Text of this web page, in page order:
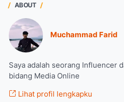
ABOUT
Muchammad Farid
Saya adalah seorang Influencer
bidang Media Online
Lihat profil lengkapku